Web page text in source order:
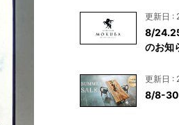
声
ネート集
更新日 :
8/
のお知
更新日 :
8/8-30